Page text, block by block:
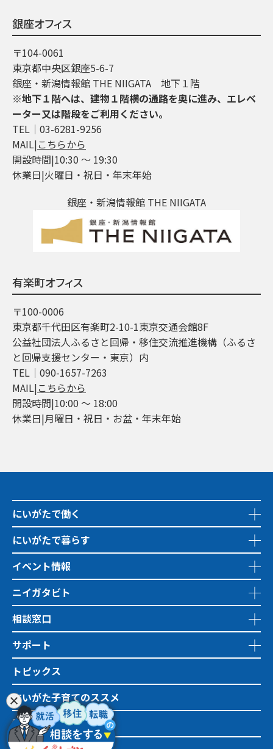
銀座オフィス
〒104-0061
東京都中央区銀座5-6-7
銀座・新潟情報館 THE NIIGATA 地下１階
※地下１階へは、建物１階横の通路を奥に進み、エレベ
ーター又は階段をご利用ください。
TEL│03-6281-9256
MAIL|こちらから
開設時間|10:30 ～ 19:30
休業日|火曜日・祝日・年末年始
銀座・新潟情報館 THE NIIGATA
有楽町オフィス
〒100-0006
東京都千代田区有楽町2-10-1東京交通会館8F
公益社団法人ふるさと回帰・移住交流推進機構（ふるさ
と回帰支援センター・東京）内
TEL│090-1657-7263
MAIL|こちらから
開設時間|10:00 ～ 18:00
休業日|月曜日・祝日・お盆・年末年始
にいがたで働く
にいがたで暮らす
イベント情報
ニイガタビト
相談窓口
サポート
トピックス
にいがた子育てのススメ
地域おこし協力隊